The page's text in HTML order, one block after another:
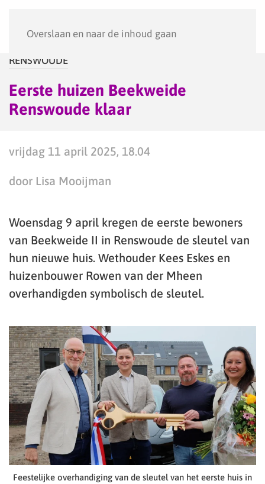
Overslaan en naar de inhoud gaan
RENSWOUDE
Eerste huizen Beekweide
Renswoude klaar
vrijdag 11 april 2025, 18.04
door Lisa Mooijman
Woensdag 9 april kregen de eerste bewoners
van Beekweide II in Renswoude de sleutel van
hun nieuwe huis. Wethouder Kees Eskes en
huizenbouwer Rowen van der Mheen
overhandigden symbolisch de sleutel.
Feestelijke overhandiging van de sleutel van het eerste huis in